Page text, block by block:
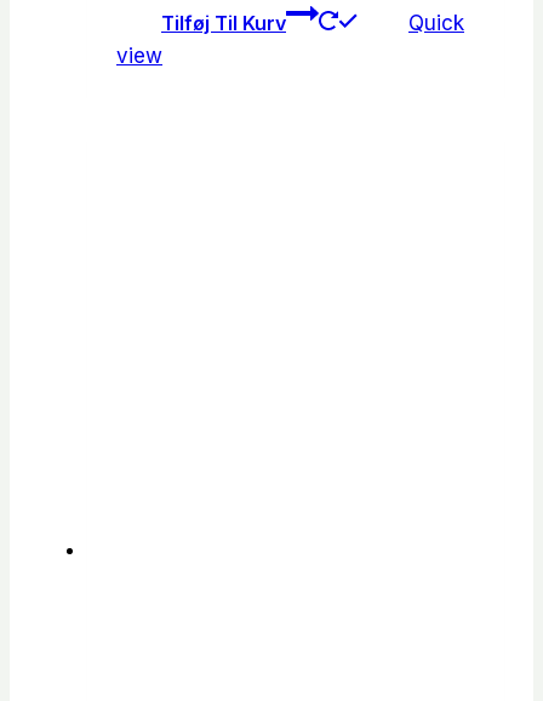
Tilføj Til Kurv
Quick
view